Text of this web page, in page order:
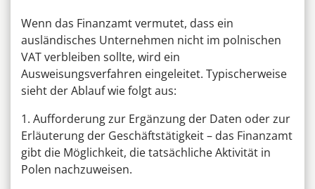
Wenn das Finanzamt vermutet, dass ein
ausländisches Unternehmen nicht im polnischen
VAT verbleiben sollte, wird ein
Ausweisungsverfahren eingeleitet. Typischerweise
sieht der Ablauf wie folgt aus:
1. Aufforderung zur Ergänzung der Daten oder zur
Erläuterung der Geschäftstätigkeit – das Finanzamt
gibt die Möglichkeit, die tatsächliche Aktivität in
Polen nachzuweisen.